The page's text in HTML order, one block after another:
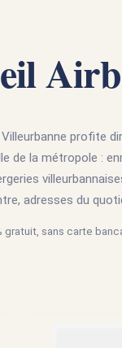
profite
de la métropole :
adresses du
gratuit, sans carte